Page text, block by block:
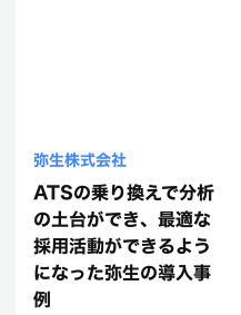
弥生株式会社
ATSの乗り換えで分析
の土台ができ、最適な
採用活動ができるよう
になった弥生の導入事
例